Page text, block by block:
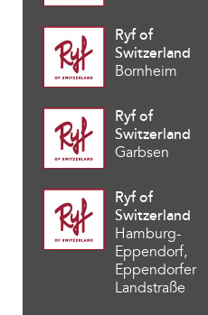
Ryf of
Switzerland
Bornheim
Ryf of
Switzerland
Garbsen
Ryf of
Switzerland
Hamburg-
Eppendorf,
Eppendorfer
Landstraße